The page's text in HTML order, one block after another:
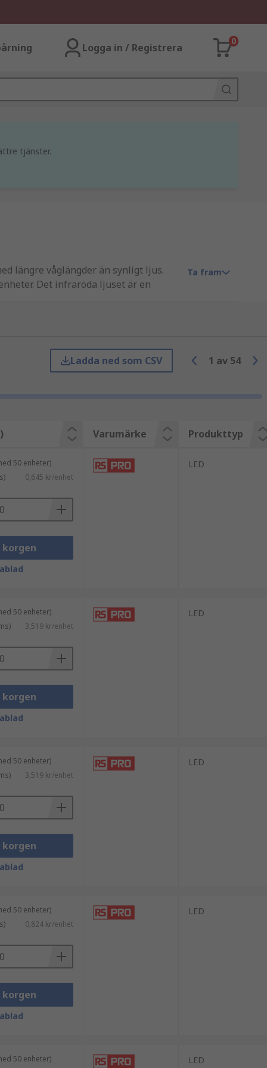
Logga in / Registrera
0
tjänster.
längre våglängder än synligt ljus.
Det infraröda ljuset är en
Ta fram
Ladda ned som CSV 1 av 54
Varumärke Produkttyp
50 enheter)
0,645 kr/enhet
korgen
LED
50 enheter)
3,519 kr/enhet
korgen
LED
50 enheter)
3,519 kr/enhet
korgen
LED
50 enheter)
0,824 kr/enhet
korgen
LED
50 enheter) LED